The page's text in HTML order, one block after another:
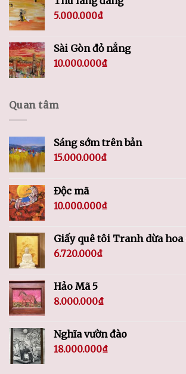
5.000.000₫
Sài Gòn đỏ nắng
10.000.000₫
Quan tâm
Sáng sớm trên bản
15.000.000₫
Độc mã
10.000.000₫
Giấy quê tôi Tranh dừa hoa
6.720.000₫
Hảo Mã 5
8.000.000₫
Nghĩa vườn đào
18.000.000₫